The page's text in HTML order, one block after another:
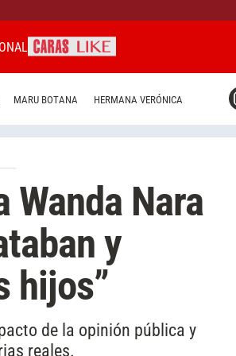
MARU BOTANA HERMANA VERÓNICA
Wanda Nara
y
hijos”
de la opinión pública y
reales.